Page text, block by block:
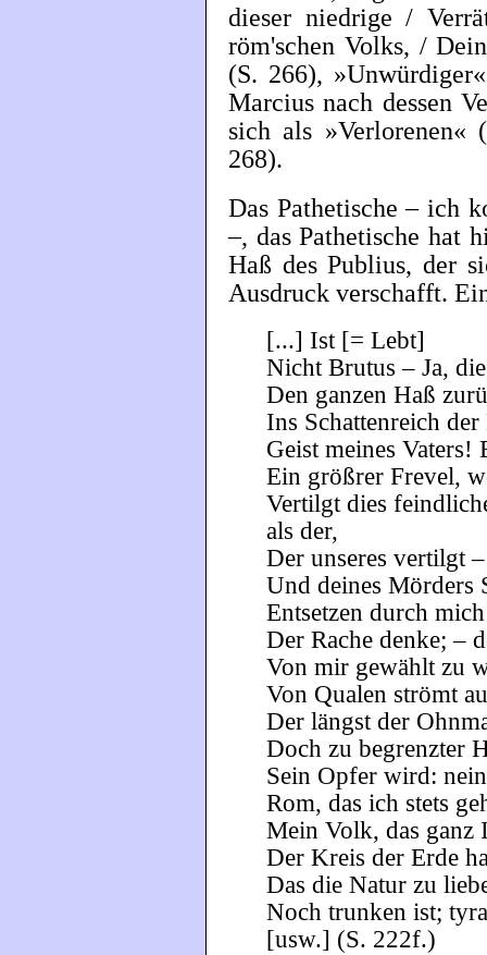
dieser niedrige /
röm'schen Volks, /
(S. 266),
Marcius nach dessen
sich als »Verlorenen«
268).
Das Pathetische – ich
–, das Pathetische hat
Haß des Publius, der
Ausdruck verschafft.
[...] Ist [= Lebt]
Nicht Brutus – Ja,
Den ganzen Haß
Ins Schattenreich
Geist meines Vaters!
Ein größrer Frevel,
Vertilgt dies
als der,
Der unseres vertilgt
Und deines Mörders
Entsetzen durch
Der Rache denke; –
Von mir gewählt zu
Von Qualen strömt
Der längst der
Doch zu begrenzter
Sein Opfer wird:
Rom, das ich stets
Mein Volk, das ganz
Der Kreis der Erde
Das die Natur zu
Noch trunken ist;
[usw.] (S. 222f.)